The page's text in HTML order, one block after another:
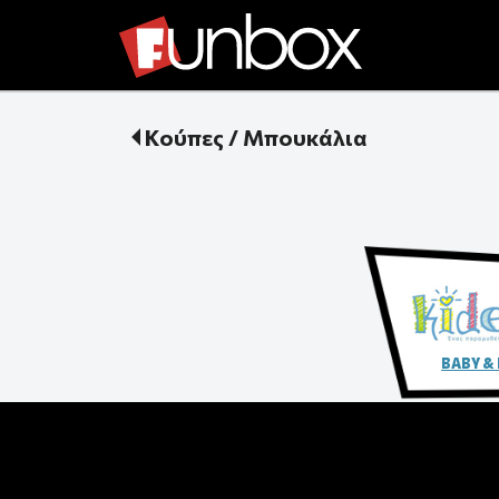
Κούπες / Μπουκάλια
BABY &